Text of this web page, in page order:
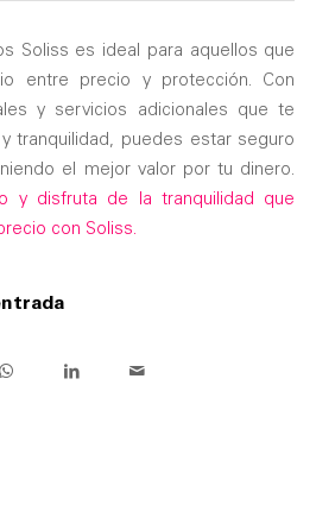
Soliss es ideal para aquellos que
entre precio y protección. Con
y servicios adicionales que te
tranquilidad, puedes estar seguro
el mejor valor por tu dinero.
y disfruta de la tranquilidad que
con Soliss.